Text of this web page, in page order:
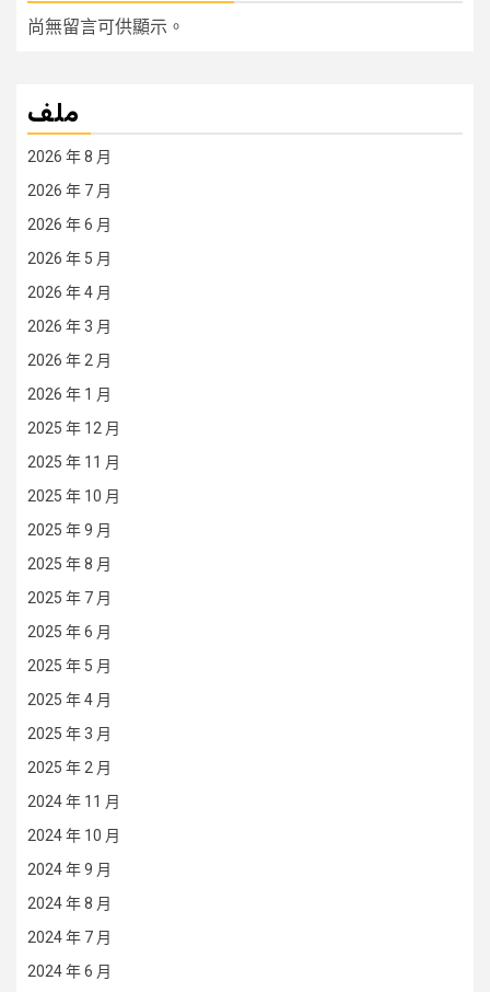
尚無留言可供顯示。
ملف
2026 年 8 月
2026 年 7 月
2026 年 6 月
2026 年 5 月
2026 年 4 月
2026 年 3 月
2026 年 2 月
2026 年 1 月
2025 年 12 月
2025 年 11 月
2025 年 10 月
2025 年 9 月
2025 年 8 月
2025 年 7 月
2025 年 6 月
2025 年 5 月
2025 年 4 月
2025 年 3 月
2025 年 2 月
2024 年 11 月
2024 年 10 月
2024 年 9 月
2024 年 8 月
2024 年 7 月
2024 年 6 月